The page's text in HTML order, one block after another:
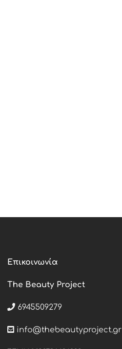
Επικοινωνία
The Beauty Project
6945509279
info@thebeautyproject.gr